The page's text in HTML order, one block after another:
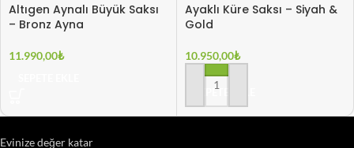
Altıgen Aynalı Büyük Saksı
– Bronz Ayna
11.990,00₺
Ayaklı Küre Saksı – Siyah &
Gold
10.950,00₺
SEPETE EKLE
Evinize değer katar